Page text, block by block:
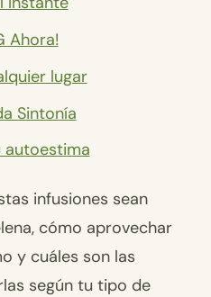
Ahora!
lugar
Sintonía
autoestima
infusiones sean
cómo aprovechar
y cuáles son las
según tu tipo de